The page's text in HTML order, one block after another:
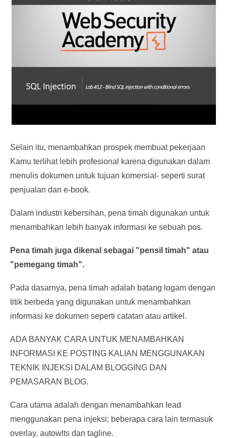
Selain itu, menambahkan prospek membuat pekerjaan
Kamu terlihat lebih profesional karena digunakan dalam
menulis dokumen untuk tujuan komersial- seperti surat
penjualan dan e-book.
Dalam industri kebersihan, pena timah digunakan untuk
menambahkan lebih banyak informasi ke sebuah pos.
Pena timah juga dikenal sebagai "pensil timah" atau
"pemegang timah".
Pada dasarnya, pena timah adalah batang logam dengan
titik berbeda yang digunakan untuk menambahkan
informasi ke dokumen seperti catatan atau artikel.
ADA BANYAK CARA UNTUK MENAMBAHKAN
INFORMASI KE POSTING KALIAN MENGGUNAKAN
TEKNIK INJEKSI DALAM BLOGGING DAN
PEMASARAN BLOG.
Cara utama adalah dengan menambahkan lead
menggunakan pena injeksi; beberapa cara lain termasuk
overlay, autowlts dan tagline.